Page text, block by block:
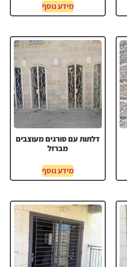
מידע נוסף
דלתות עם סורגים מעוצבים
מברזל
מידע נוסף